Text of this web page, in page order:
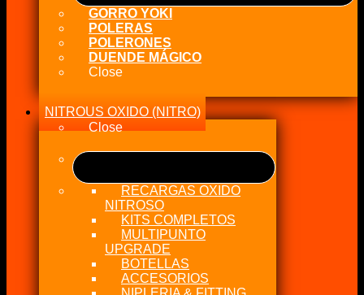
GORRO YOKI
POLERAS
POLERONES
DUENDE MÁGICO
Close
NITROUS OXIDO (NITRO)
Close
RECARGAS OXIDO
NITROSO
KITS COMPLETOS
MULTIPUNTO
UPGRADE
BOTELLAS
ACCESORIOS